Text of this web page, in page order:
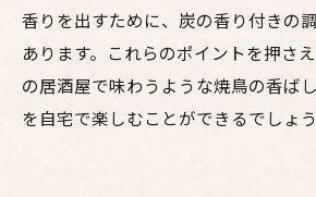
香りを出すために、炭の香り付きの
あります。これらのポイントを押さ
の居酒屋で味わうような焼鳥の香ば
を自宅で楽しむことができるでしょう